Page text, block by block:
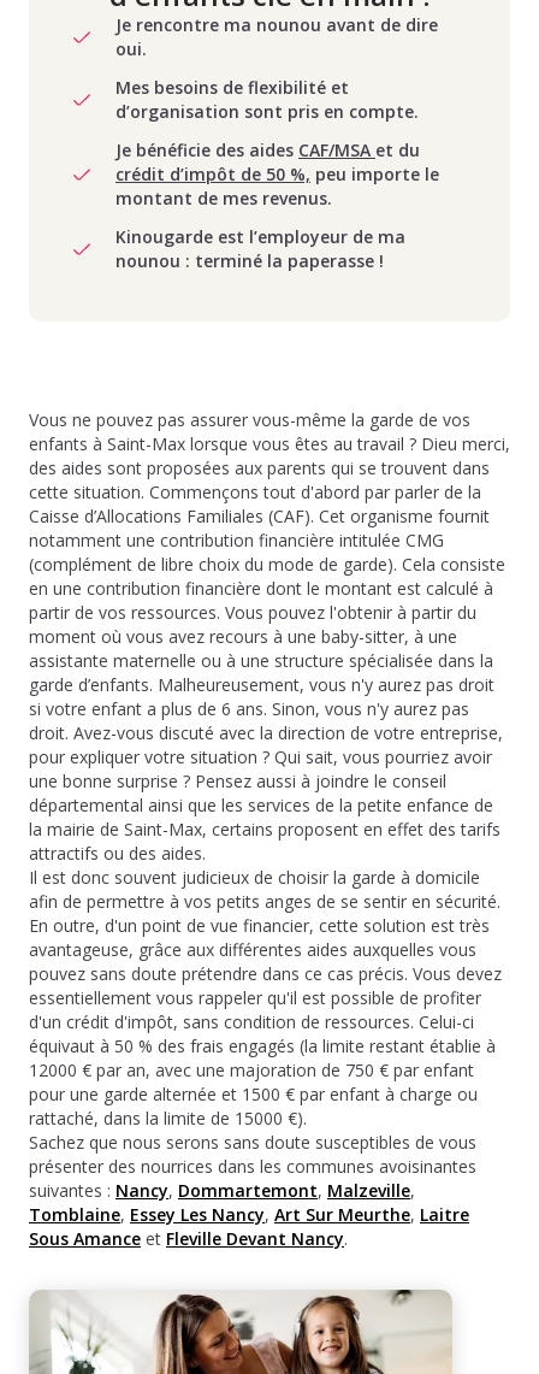
Je rencontre ma nounou avant de dire
oui.
Mes besoins de flexibilité et
d’organisation sont pris en compte.
Je bénéficie des aides CAF/MSA et du
crédit d’impôt de 50 %, peu importe le
montant de mes revenus.
Kinougarde est l’employeur de ma
nounou : terminé la paperasse !
Vous ne pouvez pas assurer vous-même la garde de vos
enfants à Saint-Max lorsque vous êtes au travail ? Dieu merci,
des aides sont proposées aux parents qui se trouvent dans
cette situation. Commençons tout d'abord par parler de la
Caisse d’Allocations Familiales (CAF). Cet organisme fournit
notamment une contribution financière intitulée CMG
(complément de libre choix du mode de garde). Cela consiste
en une contribution financière dont le montant est calculé à
partir de vos ressources. Vous pouvez l'obtenir à partir du
moment où vous avez recours à une baby-sitter, à une
assistante maternelle ou à une structure spécialisée dans la
garde d’enfants. Malheureusement, vous n'y aurez pas droit
si votre enfant a plus de 6 ans. Sinon, vous n'y aurez pas
droit. Avez-vous discuté avec la direction de votre entreprise,
pour expliquer votre situation ? Qui sait, vous pourriez avoir
une bonne surprise ? Pensez aussi à joindre le conseil
départemental ainsi que les services de la petite enfance de
la mairie de Saint-Max, certains proposent en effet des tarifs
attractifs ou des aides.
Il est donc souvent judicieux de choisir la garde à domicile
afin de permettre à vos petits anges de se sentir en sécurité.
En outre, d'un point de vue financier, cette solution est très
avantageuse, grâce aux différentes aides auxquelles vous
pouvez sans doute prétendre dans ce cas précis. Vous devez
essentiellement vous rappeler qu'il est possible de profiter
d'un crédit d'impôt, sans condition de ressources. Celui-ci
équivaut à 50 % des frais engagés (la limite restant établie à
12000 € par an, avec une majoration de 750 € par enfant
pour une garde alternée et 1500 € par enfant à charge ou
rattaché, dans la limite de 15000 €).
Sachez que nous serons sans doute susceptibles de vous
présenter des nourrices dans les communes avoisinantes
suivantes : Nancy, Dommartemont, Malzeville,
Tomblaine, Essey Les Nancy, Art Sur Meurthe, Laitre
Sous Amance et Fleville Devant Nancy.